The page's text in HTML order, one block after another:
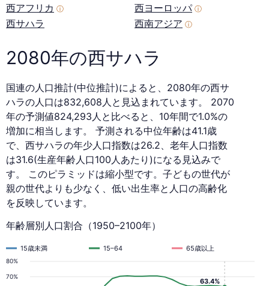
西アフリカ ⓘ
西サハラ
西ヨーロッパ ⓘ
西南アジア ⓘ
2080年の西サハラ
国連の人口推計(中位推計)によると、2080年の西サ
ハラの人口は832,608人と見込まれています。 2070
年の予測値824,293人と比べると、10年間で1.0%の
増加に相当します。 予測される中位年齢は41.1歳
で、西サハラの年少人口指数は26.2、老年人口指数
は31.6(生産年齢人口100人あたり)になる見込みで
す。 このピラミッドは縮小型です。子どもの世代が
親の世代よりも少なく、低い出生率と人口の高齢化
を反映しています。
年齢層別人口割合（1950–2100年）
70%
80%
15歳未満 15–64 65歳以上
63.4%